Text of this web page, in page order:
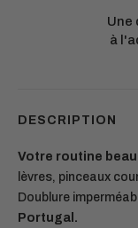
Une
à
DESCRIPTION
Votre routine
lèvres, pinceaux
Doublure
Portugal.